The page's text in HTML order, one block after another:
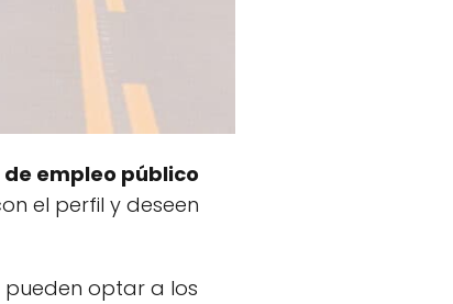
empleo público
el perfil y deseen
pueden optar a los